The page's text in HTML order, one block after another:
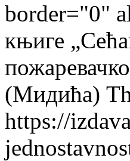
border="0"
књиге
(Мидића)
https://